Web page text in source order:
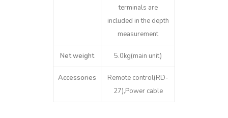
terminals are
included in the depth
measurement
Net weight 5.0kg(main unit)
Accessories
Remote control(RD-
27),Power cable